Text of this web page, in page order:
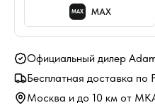
MAX MAX
Официальный дилер
Бесплатная доставка по
Москва и до 10 км от